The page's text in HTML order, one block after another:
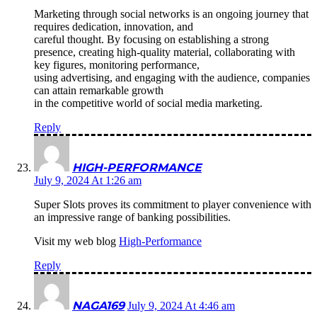
Marketing through social networks is an ongoing journey that
requires dedication, innovation, and
careful thought. By focusing on establishing a strong
presence, creating high-quality material, collaborating with
key figures, monitoring performance,
using advertising, and engaging with the audience, companies
can attain remarkable growth
in the competitive world of social media marketing.
Reply
HIGH-PERFORMANCE
July 9, 2024 At 1:26 am
Super Slots proves its commitment to player convenience with
an impressive range of banking possibilities.
Visit my web blog High-Performance
Reply
NAGA169 July 9, 2024 At 4:46 am